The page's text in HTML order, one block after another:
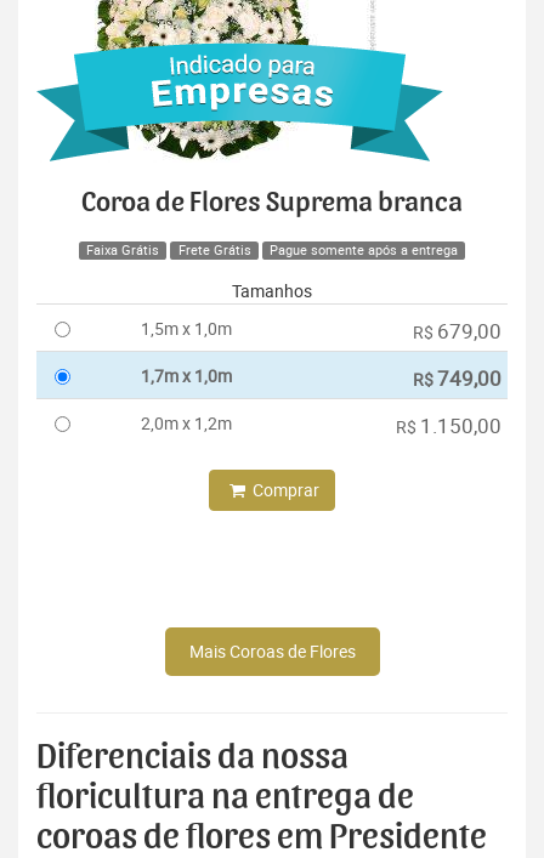
Coroa de Flores Suprema branca
Faixa Grátis Frete Grátis Pague somente após a entrega
Tamanhos
1,5m x 1,0m
R$ 679,00
1,7m x 1,0m R$749,00
2,0m x 1,2m R$ 1.150,00
Comprar
Mais Coroas de Flores
Diferenciais da nossa
floricultura na entrega de
coroas de flores em Presidente